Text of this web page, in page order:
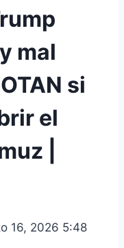
mal
si
el
|
16, 2026 5:48